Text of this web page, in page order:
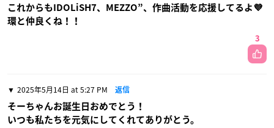
これからもIDOLiSH7、MEZZO”、作曲活動を応援してるよ💜
環と仲良くね！！
3
2025年5月14日 at 5:27 PM 返信
そーちゃんお誕生日おめでとう！
いつも私たちを元気にしてくれてありがとう。